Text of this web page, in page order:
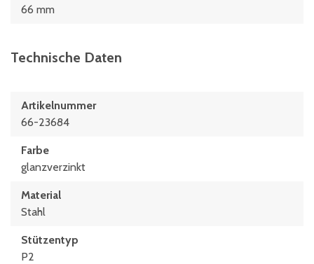
66 mm
Technische Daten
Artikelnummer
66-23684
Farbe
glanzverzinkt
Material
Stahl
Stützentyp
P2